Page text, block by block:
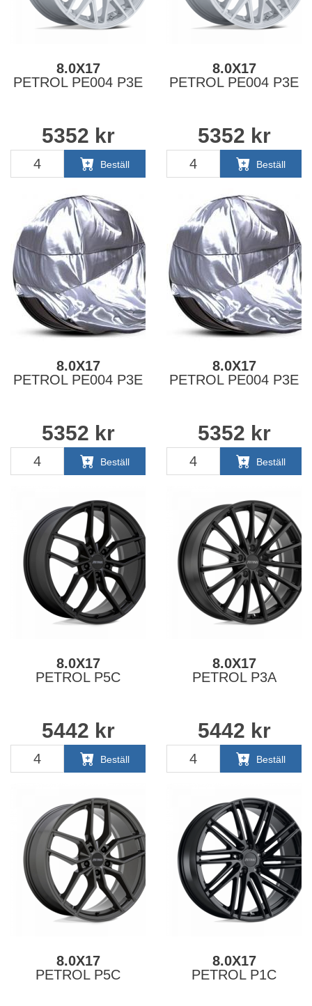
8.0X17
PETROL PE004 P3E
5352 kr
Beställ
8.0X17
PETROL PE004 P3E
5352 kr
Beställ
8.0X17
PETROL PE004 P3E
5352 kr
Beställ
8.0X17
PETROL PE004 P3E
5352 kr
Beställ
8.0X17
PETROL P5C
5442 kr
Beställ
8.0X17
PETROL P3A
5442 kr
Beställ
8.0X17
PETROL P5C
8.0X17
PETROL P1C